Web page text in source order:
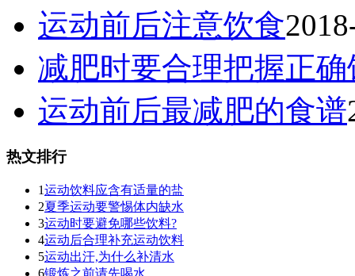
运动前后注意饮食
减肥时要合理把握正确
运动前后最减肥的食谱
热文排行
1运动饮料应含有适量的盐
2夏季运动要警惕体内缺水
3运动时要避免哪些饮料?
4运动后合理补充运动饮料
5运动出汗,为什么补清水
6锻炼之前请先喝水